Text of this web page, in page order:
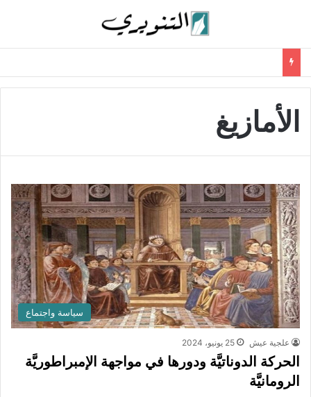
الأمازيغ
سياسة واجتماع
علجية عيش 25 يونيو، 2024
الحركة الدوناتيَّة ودورها في مواجهة الإمبراطوريَّة
الرومانيَّة